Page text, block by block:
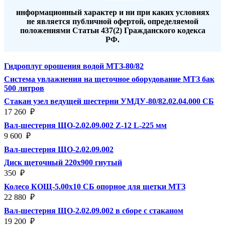
информационный характер и ни при каких условиях
не является публичной офертой, определяемой
положениями Статьи 437(2) Гражданского кодекса
РФ.
Гидроплуг орошения водой МТЗ-80/82
Система увлажнения на щеточное оборудование МТЗ бак
500 литров
Стакан узел ведущей шестерни УМДУ-80/82.02.04.000 СБ
17 260 ₽
Вал-шестерня ЩО-2.02.09.002 Z-12 L-225 мм
9 600 ₽
Вал-шестерня ЩО-2.02.09.002
Диск щеточный 220х900 гнутый
350 ₽
Колесо КОЩ-5.00х10 СБ опорное для щетки МТЗ
22 880 ₽
Вал-шестерня ЩО-2.02.09.002 в сборе с стаканом
19 200 ₽